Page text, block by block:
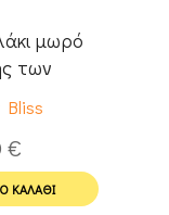
μωρό
των
με κασκόλ
Bliss
€
ΚΑΛΆΘΙ